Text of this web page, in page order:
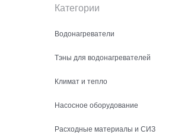
Категории
Водонагреватели
Тэны для водонагревателей
Климат и тепло
Насосное оборудование
Расходные материалы и СИЗ